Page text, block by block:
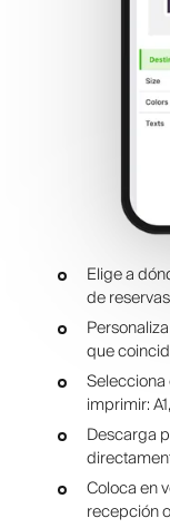
Elige a
de
que
imprimir:
Descarga
Coloca en
recepción